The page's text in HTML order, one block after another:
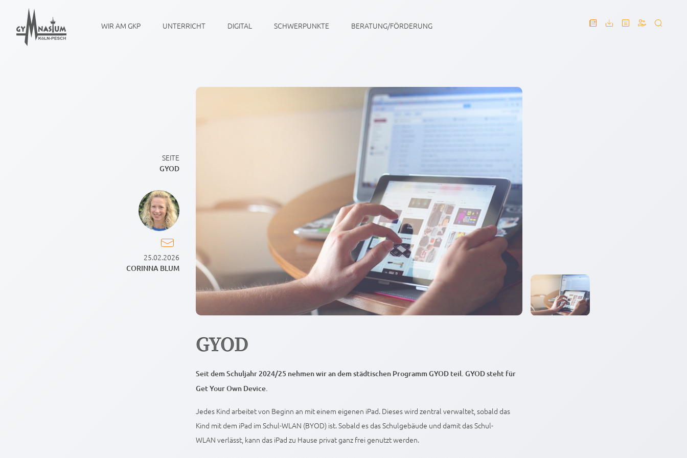
WIR AM GKP UNTERRICHT DIGITAL SCHWERPUNKTE BERATUNG/FÖRDERUNG
SEITE
GYOD
25.02.2026
CORINNA BLUM
GYOD
Seit dem Schuljahr 2024/25 nehmen wir an dem städtischen Programm GYOD teil. GYOD steht für
Get Your Own Device.
Jedes Kind arbeitet von Beginn an mit einem eigenen iPad. Dieses wird zentral verwaltet, sobald das
Kind mit dem iPad im Schul-WLAN (BYOD) ist. Sobald es das Schulgebäude und damit das Schul-
WLAN verlässt, kann das iPad zu Hause privat ganz frei genutzt werden.